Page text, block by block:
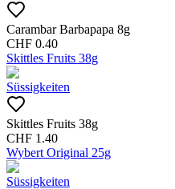
Carambar Barbapapa 8g
CHF 0.40
Skittles Fruits 38g
Süssigkeiten
Skittles Fruits 38g
CHF 1.40
Wybert Original 25g
Süssigkeiten